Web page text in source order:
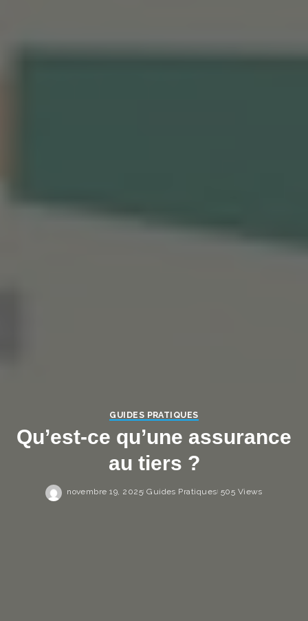
GUIDES PRATIQUES
Qu’est-ce qu’une assurance
au tiers ?
novembre 19, 2025 Guides Pratiques 505 Views